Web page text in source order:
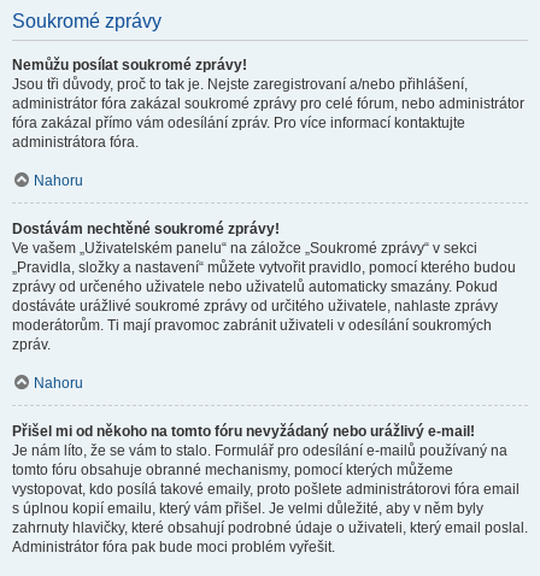
Soukromé zprávy
Nemůžu posílat soukromé zprávy!
Jsou tři důvody, proč to tak je. Nejste zaregistrovaní a/nebo přihlášení,
administrátor fóra zakázal soukromé zprávy pro celé fórum, nebo administrátor
fóra zakázal přímo vám odesílání zpráv. Pro více informací kontaktujte
administrátora fóra.
Nahoru
Dostávám nechtěné soukromé zprávy!
Ve vašem „Uživatelském panelu“ na záložce „Soukromé zprávy“ v sekci
„Pravidla, složky a nastavení“ můžete vytvořit pravidlo, pomocí kterého budou
zprávy od určeného uživatele nebo uživatelů automaticky smazány. Pokud
dostáváte urážlivé soukromé zprávy od určitého uživatele, nahlaste zprávy
moderátorům. Ti mají pravomoc zabránit uživateli v odesílání soukromých
zpráv.
Nahoru
Přišel mi od někoho na tomto fóru nevyžádaný nebo urážlivý e-mail!
Je nám líto, že se vám to stalo. Formulář pro odesílání e-mailů používaný na
tomto fóru obsahuje obranné mechanismy, pomocí kterých můžeme
vystopovat, kdo posílá takové emaily, proto pošlete administrátorovi fóra email
s úplnou kopií emailu, který vám přišel. Je velmi důležité, aby v něm byly
zahrnuty hlavičky, které obsahují podrobné údaje o uživateli, který email poslal.
Administrátor fóra pak bude moci problém vyřešit.